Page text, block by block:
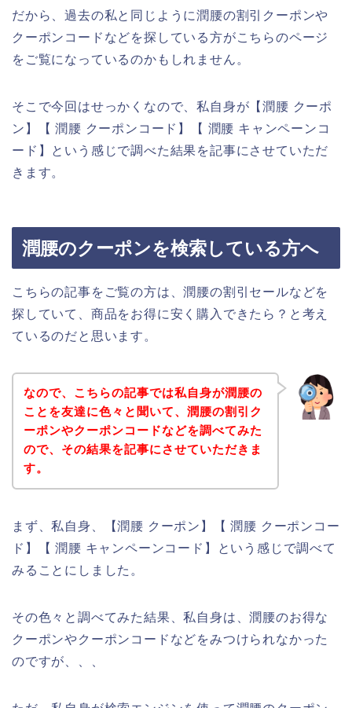
だから、過去の私と同じように潤腰の割引クーポンや
クーポンコードなどを探している方がこちらのページ
をご覧になっているのかもしれません。
そこで今回はせっかくなので、私自身が【潤腰 クーポ
ン】【 潤腰 クーポンコード】【 潤腰 キャンペーンコ
ード】という感じで調べた結果を記事にさせていただ
きます。
潤腰のクーポンを検索している方へ
こちらの記事をご覧の方は、潤腰の割引セールなどを
探していて、商品をお得に安く購入できたら？と考え
ているのだと思います。
なので、こちらの記事では私自身が潤腰の
ことを友達に色々と聞いて、潤腰の割引ク
ーポンやクーポンコードなどを調べてみた
ので、その結果を記事にさせていただきま
す。
まず、私自身、【潤腰 クーポン】【 潤腰 クーポンコー
ド】【 潤腰 キャンペーンコード】という感じで調べて
みることにしました。
その色々と調べてみた結果、私自身は、潤腰のお得な
クーポンやクーポンコードなどをみつけられなかった
のですが、、、